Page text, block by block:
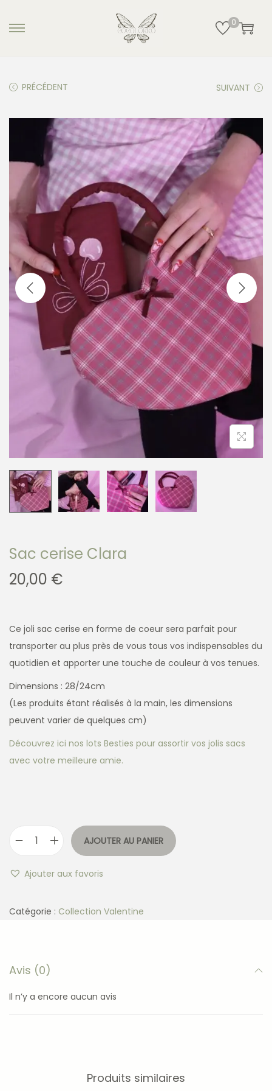
0
PRÉCÉDENT SUIVANT
Sac cerise Clara
20,00 €
Ce joli sac cerise en forme de coeur sera parfait pour
transporter au plus près de vous tous vos indispensables du
quotidien et apporter une touche de couleur à vos tenues.
Dimensions : 28/24cm
(Les produits étant réalisés à la main, les dimensions
peuvent varier de quelques cm)
Découvrez ici nos lots Besties pour assortir vos jolis sacs
avec votre meilleure amie.
AJOUTER AU PANIER
Ajouter aux favoris
Catégorie : Collection Valentine
Avis (0)
Il n’y a encore aucun avis
Produits similaires